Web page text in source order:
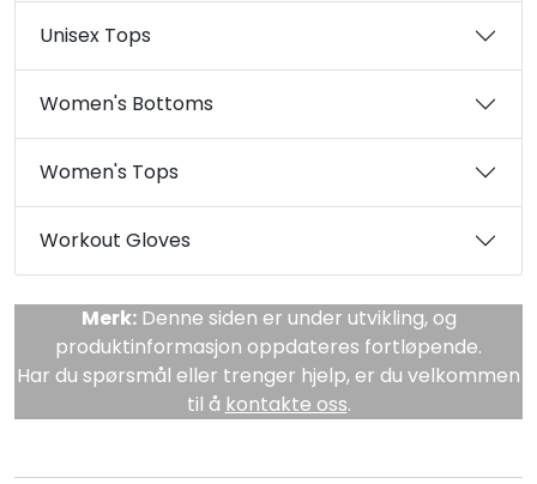
Unisex Tops
Women's Bottoms
Women's Tops
Workout Gloves
Merk:Denne siden er under utvikling, og
produktinformasjon oppdateres fortløpende.
Har du spørsmål eller trenger hjelp, er du velkommen
til å kontakte oss.